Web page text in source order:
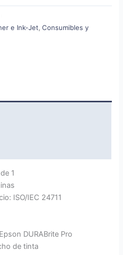
e Ink-Jet,Consumibles y
1
ISO/IEC 24711
DURABrite Pro
de tinta